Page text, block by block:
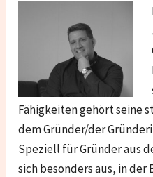
Fähigkeiten gehört seine
dem Gründer/der
Speziell für Gründer aus
sich besonders aus, in der